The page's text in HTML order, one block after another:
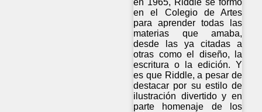
en el Colegio de Artes
para aprender todas las
materias que amaba,
desde las ya citadas a
otras como el diseño, la
escritura o la edición. Y
es que Riddle, a pesar de
destacar por su estilo de
ilustración divertido y en
parte homenaje de los